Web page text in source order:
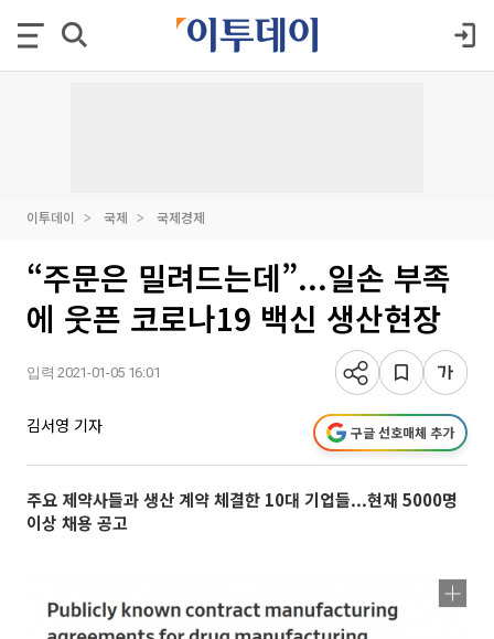
이투데이 국제 국제경제
“주문은 밀려드는데”...일손 부족
에 웃픈 코로나19 백신 생산현장
입력 2021-01-05 16:01
김서영 기자 구글 선호매체 추가
주요 제약사들과 생산 계약 체결한 10대 기업들...현재 5000명
이상 채용 공고